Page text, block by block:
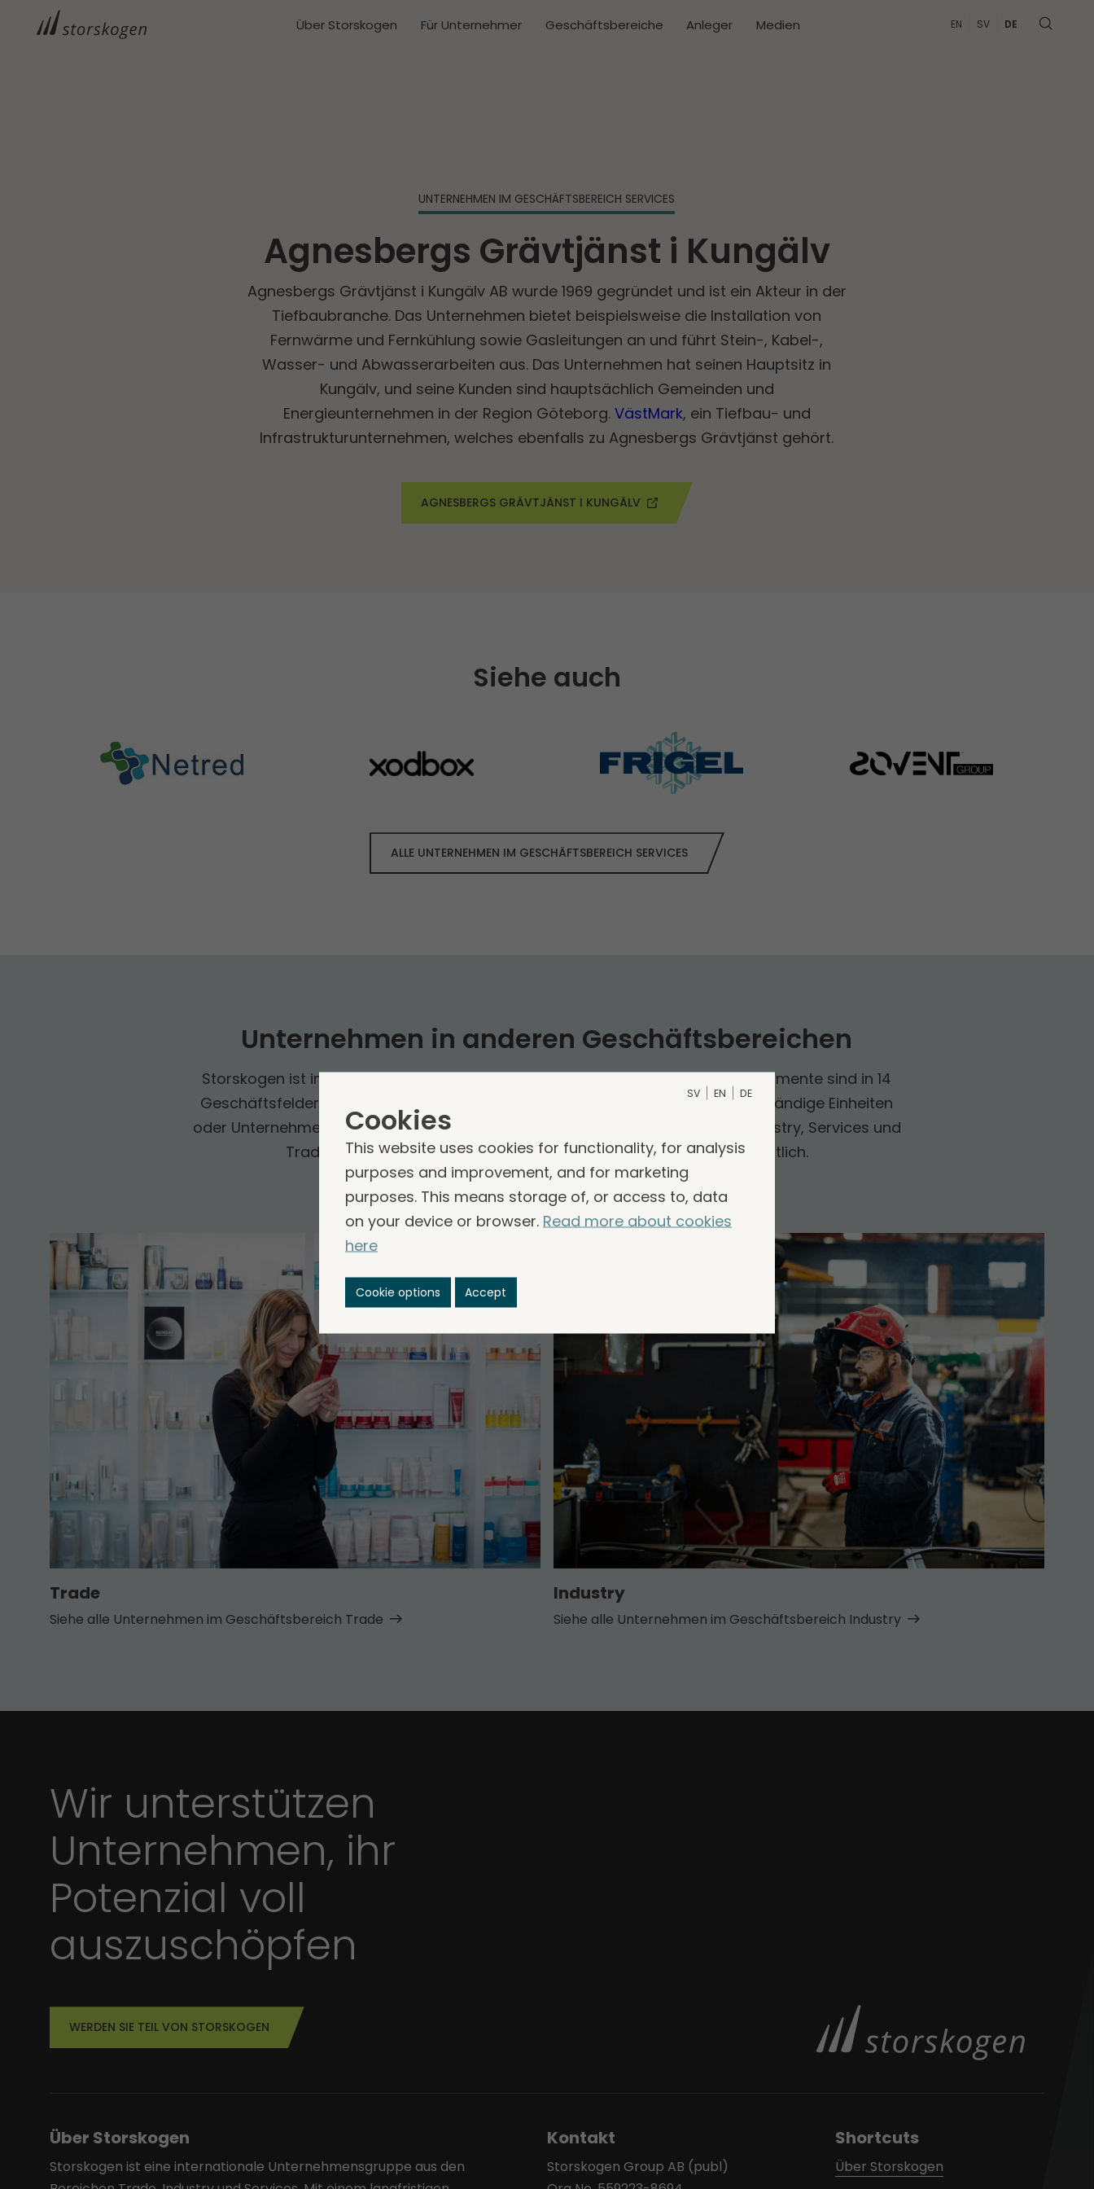
Über Storskogen Für Unternehmer Geschäftsbereiche Anleger Medien EN SV DE
UNTERNEHMEN IM GESCHÄFTS­BEREICH SERVICES
Agnesbergs Grävtjänst i Kungälv
Agnesbergs Grävtjänst i Kungälv AB wurde 1969 gegründet und ist ein Akteur in der
Tiefbaubranche. Das Unternehmen bietet beispielsweise die Installation von
Fernwärme und Fernkühlung sowie Gasleitungen an und führt Stein-, Kabel-,
Wasser- und Abwasserarbeiten aus. Das Unternehmen hat seinen Hauptsitz in
Kungälv, und seine Kunden sind hauptsächlich Gemeinden und
Energieunternehmen in der Region Göteborg. VästMark, ein Tiefbau- und
Infrastrukturunternehmen, welches ebenfalls zu Agnesbergs Grävtjänst gehört.
AGNESBERGS GRÄVTJÄNST I KUNGÄLV
Siehe auch
ALLE UNTERNEHMEN IM GESCHÄFTS­BEREICH SERVICES
Unternehmen in anderen Geschäfts­bereichen
Storskogen ist in drei Segmente unterteilt: Services, Trade und Industry. Die Segmente sind in 14
Geschäfts­felder unterteilt, die aus Gruppen­unternehmen bestehen, die eigenständige Einheiten
oder Unternehmen mit Tochter­­gesell­schaften sind. Die Leiter der Segmente Industry, Services und
Trade sind für die Entwicklung der Gruppen­unternehmen verantwortlich.
Trade
Siehe alle Unternehmen im Geschäfts­bereich Trade
Industry
Siehe alle Unternehmen im Geschäfts­bereich Industry
Wir unterstützen
Unternehmen, ihr
Potenzial voll
auszuschöpfen
WERDEN SIE TEIL VON STORSKOGEN
Über Storskogen
Storskogen ist eine internationale Unternehmensgruppe aus den
Kontakt
Storskogen Group AB (publ)
Shortcuts
Über Storskogen
SV EN DE
Cookies
This website uses cookies for functionality, for analysis
purposes and improvement, and for marketing
purposes. This means storage of, or access to, data
on your device or browser. Read more about cookies
here
Cookie options Accept